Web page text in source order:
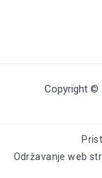
Copyright ©
Održavanje web